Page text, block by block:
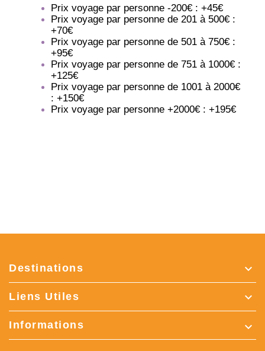
Prix voyage par personne -200€ : +45€
Prix voyage par personne de 201 à 500€ :
+70€
Prix voyage par personne de 501 à 750€ :
+95€
Prix voyage par personne de 751 à 1000€ :
+125€
Prix voyage par personne de 1001 à 2000€
: +150€
Prix voyage par personne +2000€ : +195€
Destinations 
Liens Utiles 
Informations keyboard_arrow_down